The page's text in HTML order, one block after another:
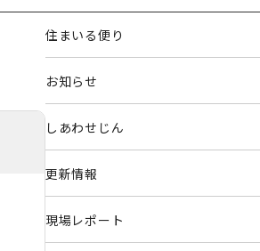
住まいる便り
お知らせ
しあわせじん
更新情報
現場レポート